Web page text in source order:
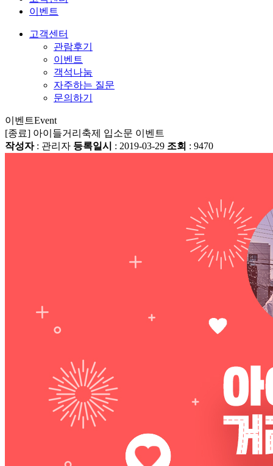
이벤트
고객센터
관람후기
이벤트
객석나눔
자주하는 질문
문의하기
이벤트Event
[종료] 아이들거리축제 입소문 이벤트
작성자: 관리자 등록일시 : 2019-03-29 조회 : 9470